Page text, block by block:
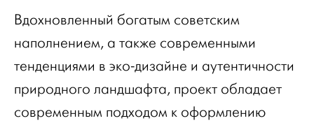
Вдохновленный богатым советским
наполнением, а также современными
тенденциями в эко-дизайне и аутентичности
природного ландшафта, проект обладает
современным подходом к оформлению